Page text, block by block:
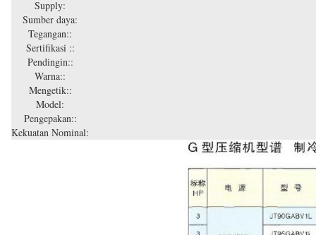
Supply:
Sumber daya:
Tegangan::
Sertifikasi ::
Pendingin::
Warna::
Mengetik::
Model:
Pengepakan::
Kekuatan Nominal: